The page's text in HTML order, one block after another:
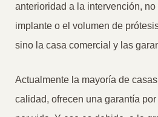
anterioridad a la intervención,
implante o el volumen de
sino la casa comercial y las
Actualmente la mayoría de
calidad, ofrecen una garantía